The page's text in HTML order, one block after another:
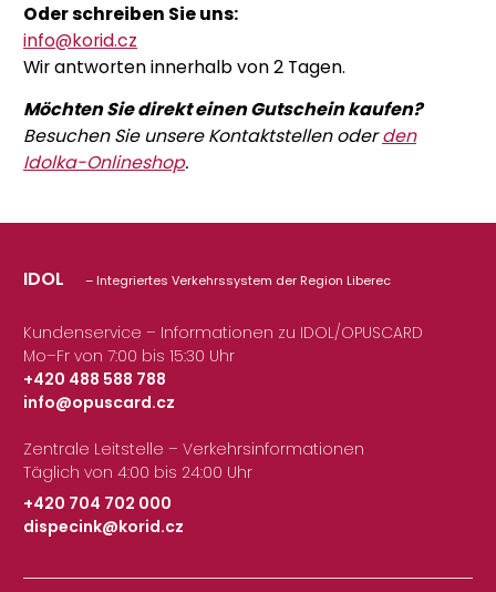
Oder schreiben Sie uns:
info@korid.cz
Wir antworten innerhalb von 2 Tagen.
Möchten Sie direkt einen Gutschein kaufen?
Besuchen Sie unsere Kontaktstellen oderden
Idolka-Onlineshop.
IDOL – Integriertes Verkehrssystem der Region Liberec
Kundenservice – Informationen zu IDOL/OPUSCARD
Mo–Fr von 7:00 bis 15:30 Uhr
+420 488 588 788
|
info@opuscard.cz
Zentrale Leitstelle – Verkehrsinformationen
Täglich von 4:00 bis 24:00 Uhr
+420 704 702 000
|
dispecink@korid.cz